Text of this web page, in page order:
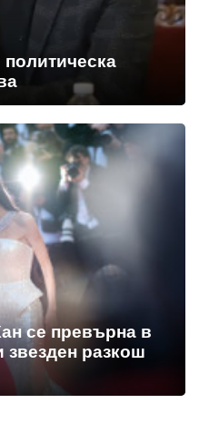
се превърна в
звезден разкош